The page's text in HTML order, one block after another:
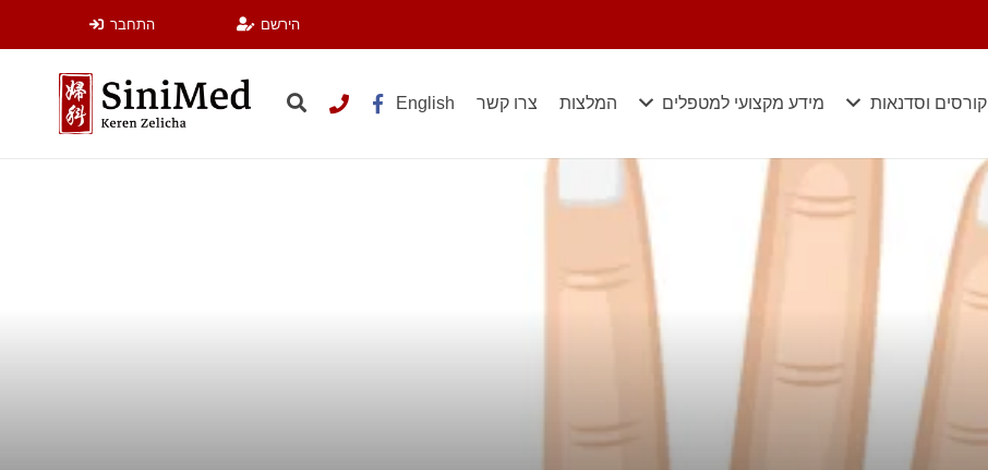
הירשם התחבר
קורסים וסדנאות מידע מקצועי למטפלים המלצות צרו קשר English